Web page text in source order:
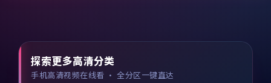
探索更多高清分类
手机高清视频在线看 · 全分区一键直达